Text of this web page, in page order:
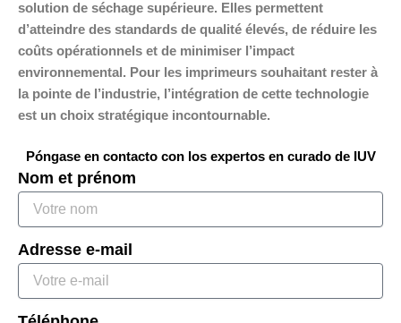
solution de séchage supérieure. Elles permettent
d’atteindre des standards de qualité élevés, de réduire les
coûts opérationnels et de minimiser l’impact
environnemental. Pour les imprimeurs souhaitant rester à
la pointe de l’industrie, l’intégration de cette technologie
est un choix stratégique incontournable.
Póngase en contacto con los expertos en curado de IUV
Nom et prénom
Adresse e-mail